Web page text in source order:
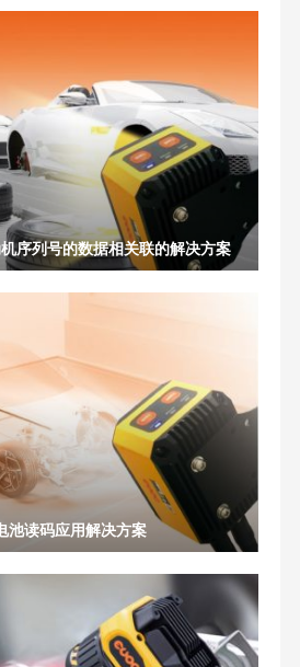
序列号的数据相关联的解决方案
池读码应用解决方案